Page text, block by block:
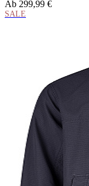
Ab 299,99 €
SALE